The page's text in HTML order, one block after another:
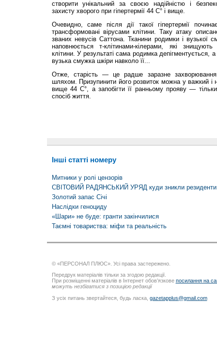
створити унікальний за своєю надійністю і
захисту хворого при гіпертермії 44 С° і вище.
Очевидно, саме після дії такої гіпертермії
трансформовані вірусами клітини. Таку атаку
званих невусів Саттона. Тканини родимки і вузької
наповнюється т-клітинами-кілерами, які знищують
клітини. У результаті сама родимка депігментується,
вузька смужка шкіри навколо її...
Отже, старість — це радше заразне
шляхом. Призупинити його розвиток можна у важкий і
вище 44 С°, а запобігти її ранньому прояву —
спосіб життя.
Інші статті номеру
Митники у ролі цензорів
СВІТОВИЙ РАДЯНСЬКИЙ УРЯД куди зникли
Золотий запас Січі
Наслідки геноциду
«Шари» не буде: гранти закінчилися
Таємні товариства: міфи та реальність
© «ПЕРСОНАЛ ПЛЮС». Усі права застережено.
Передрук матеріалів тільки за згодою редакції.
При розміщенні матеріалів в Інтернет обов’язкове посилання на
можуть незбігатися з позицією редакції
З усіх питань звертайтеся, будь ласка, gazetapplus@gmail.com